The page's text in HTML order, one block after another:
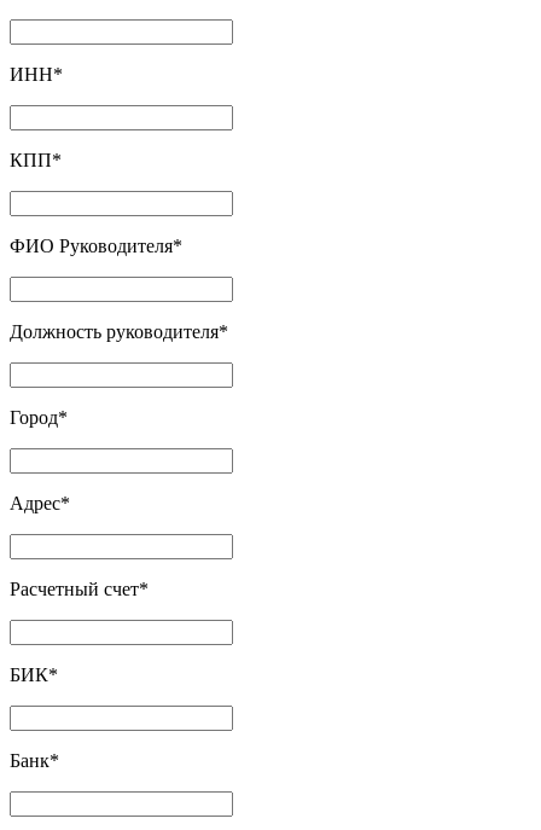
ИНН*
КПП*
ФИО Руководителя*
Должность руководителя*
Город*
Адрес*
Расчетный счет*
БИК*
Банк*